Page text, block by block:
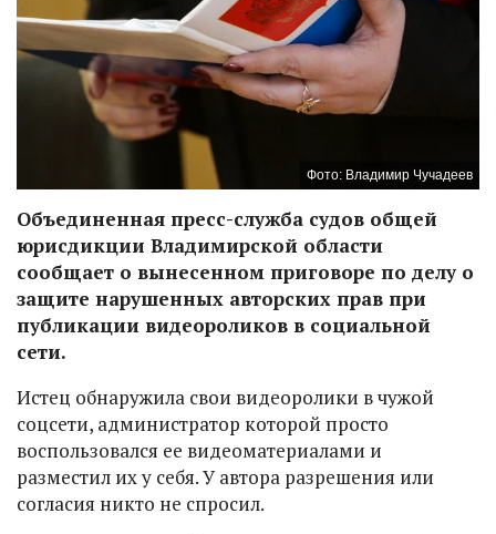
Фото: Владимир Чучадеев
Объединенная пресс-служба судов общей
юрисдикции Владимирской области
сообщает о вынесенном приговоре по делу о
защите нарушенных авторских прав при
публикации видеороликов в социальной
сети.
Истец обнаружила свои видеоролики в чужой
соцсети, администратор которой просто
воспользовался ее видеоматериалами и
разместил их у себя. У автора разрешения или
согласия никто не спросил.